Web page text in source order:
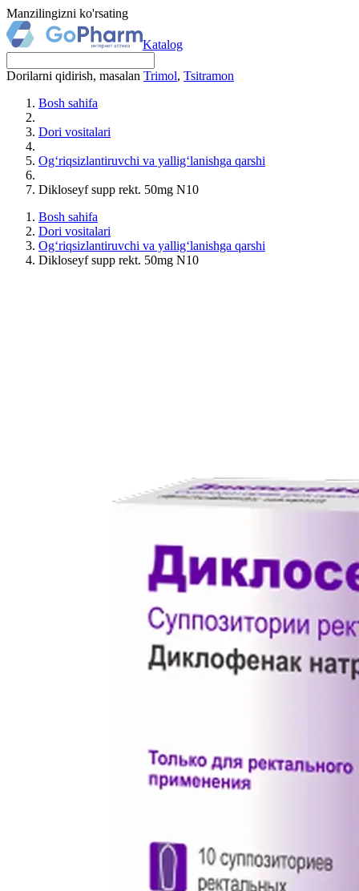
Manzilingizni ko'rsating
Katalog
Dorilarni qidirish, masalan Trimol, Tsitramon
Bosh sahifa
Dori vositalari
Og‘riqsizlantiruvchi va yallig‘lanishga qarshi
Dikloseyf supp rekt. 50mg N10
Bosh sahifa
Dori vositalari
Og‘riqsizlantiruvchi va yallig‘lanishga qarshi
Dikloseyf supp rekt. 50mg N10